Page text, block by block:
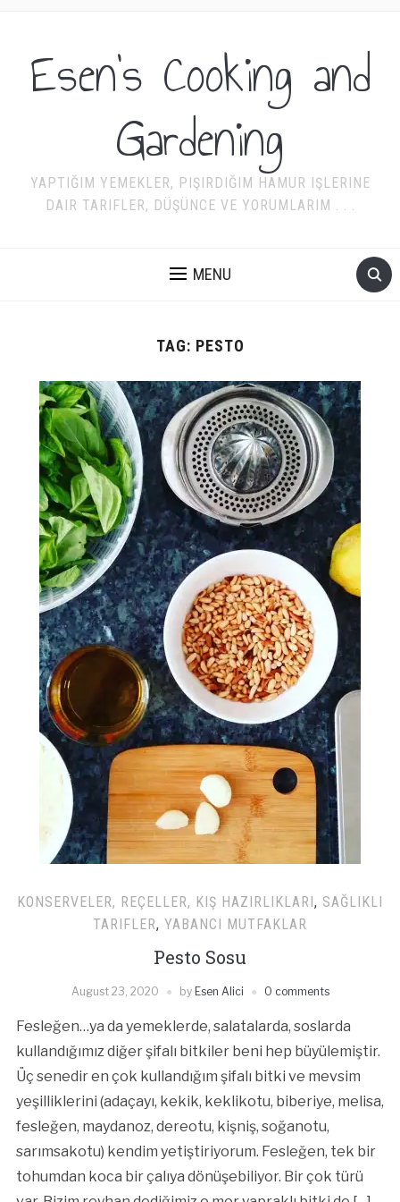
Esen's Cooking and
Gardening
YAPTIĞIM YEMEKLER, PIŞIRDIĞIM HAMUR IŞLERINE
DAIR TARIFLER, DÜŞÜNCE VE YORUMLARIM . . .
MENU
TAG: PESTO
KONSERVELER, REÇELLER, KIŞ HAZIRLIKLARI, SAĞLIKLI
TARIFLER, YABANCI MUTFAKLAR
Pesto Sosu
August 23, 2020 by Esen Alici 0 comments
Fesleğen…ya da yemeklerde, salatalarda, soslarda
kullandığımız diğer şifalı bitkiler beni hep büyülemiştir.
Üç senedir en çok kullandığım şifalı bitki ve mevsim
yeşilliklerini (adaçayı, kekik, keklikotu, biberiye, melisa,
fesleğen, maydanoz, dereotu, kişniş, soğanotu,
sarımsakotu) kendim yetiştiriyorum. Fesleğen, tek bir
tohumdan koca bir çalıya dönüşebiliyor. Bir çok türü